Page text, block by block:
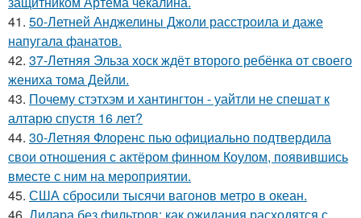
41. 50-Летней Анджелины Джоли расстроила и даже
напугала фанатов.
42. 37-Летняя Эльза хоск ждёт второго ребёнка от своего
жениха тома Дейли.
43. Почему стэтхэм и хантингтон - уайтли не спешат к
алтарю спустя 16 лет?
44. 30-Летняя Флоренс пью официально подтвердила
свои отношения с актёром финном Коулом, появившись
вместе с ним на мероприятии.
45. США сбросили тысячи вагонов метро в океан.
46. Дилара без фильтров: как ожидания расходятся с